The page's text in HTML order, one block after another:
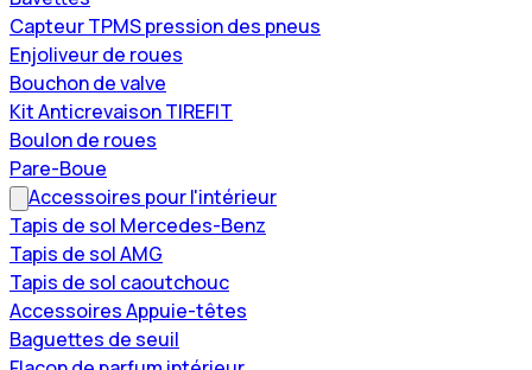
Capteur TPMS pression des pneus
Enjoliveur de roues
Bouchon de valve
Kit Anticrevaison TIREFIT
Boulon de roues
Pare-Boue
Accessoires pour l'intérieur
Tapis de sol Mercedes-Benz
Tapis de sol AMG
Tapis de sol caoutchouc
Accessoires Appuie-têtes
Baguettes de seuil